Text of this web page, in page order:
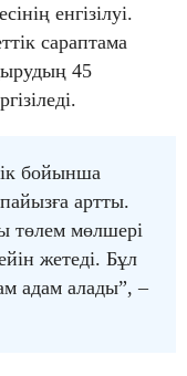
енгізілуі.
сараптама
45
бойынша
артты.
төлем мөлшері
жетеді. Бұл
адам алады”, –